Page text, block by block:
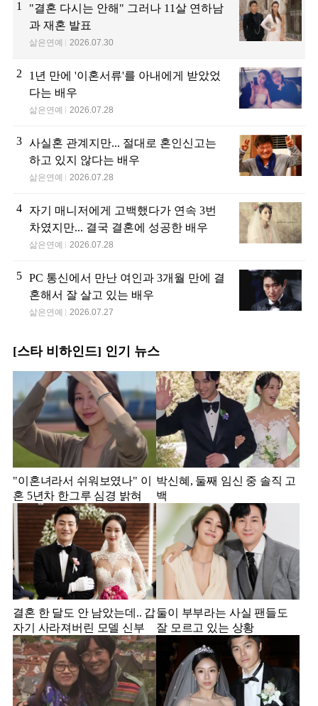
1
"결혼 다시는 안해" 그러나 11살 연하남
과 재혼 발표
삶은연예 2026.07.30
2
1년 만에 '이혼서류'를 아내에게 받았었
다는 배우
삶은연예 2026.07.28
3 사실혼 관계지만... 절대로 혼인신고는
하고 있지 않다는 배우
삶은연예 2026.07.28
4
자기 매니저에게 고백했다가 연속 3번
차였지만... 결국 결혼에 성공한 배우
삶은연예 2026.07.28
5 PC 통신에서 만난 여인과 3개월 만에 결
혼해서 잘 살고 있는 배우
삶은연예 2026.07.27
[스타 비하인드] 인기 뉴스
"이혼녀라서 쉬워보였나" 이
혼 5년차 한그루 심경 밝혀
박신혜, 둘째 임신 중 솔직 고
백
결혼 한 달도 안 남았는데.. 갑
자기 사라져버린 모델 신부
둘이 부부라는 사실 팬들도
잘 모르고 있는 상황